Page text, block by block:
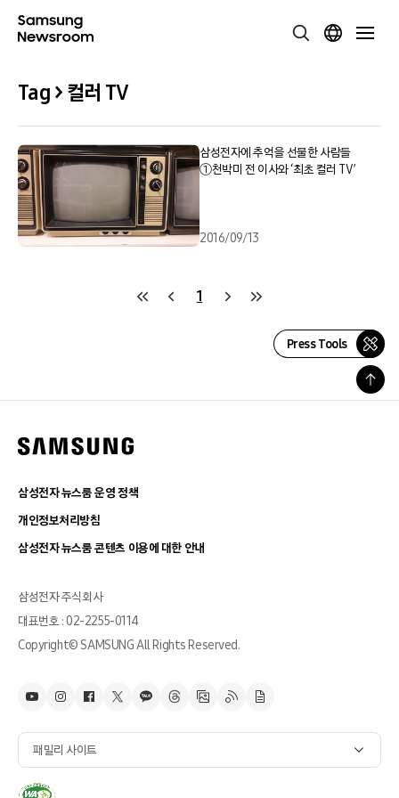
Tag > 컬러 TV
삼성전자에 추억을 선물한 사람들
①천박미 전 이사와 ‘최초 컬러 TV’
2016/09/13
1
Press Tools
삼성전자 뉴스룸 운영 정책
개인정보처리방침
삼성전자 뉴스룸 콘텐츠 이용에 대한 안내
삼성전자 주식회사
대표번호 : 02-2255-0114
Copyright© SAMSUNG All Rights Reserved.
패밀리 사이트